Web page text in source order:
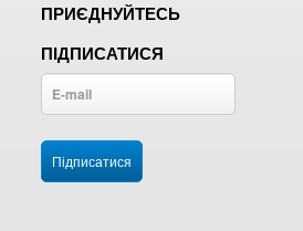
ПРИЄДНУЙТЕСЬ
ПІДПИСАТИСЯ